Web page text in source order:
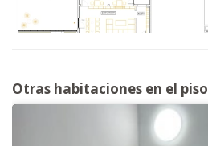
Otras habitaciones en el piso